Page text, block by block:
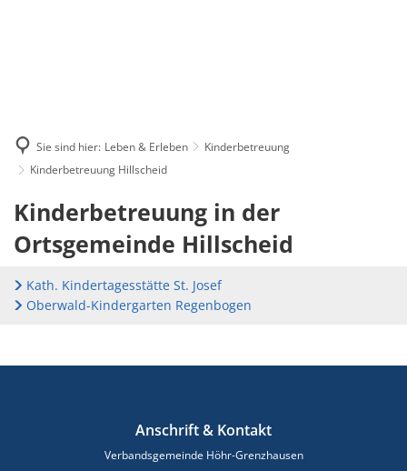
Sie sind hier: Leben & Erleben
Kinderbetreuung
Kinderbetreuung Hillscheid
Kinderbetreuung
Hillscheid
Kinderbetreuung in der
Ortsgemeinde Hillscheid
Kath. Kindertagesstätte St. Josef
Oberwald-Kindergarten Regenbogen
Anschrift & Kontakt
Verbandsgemeinde Höhr-Grenzhausen